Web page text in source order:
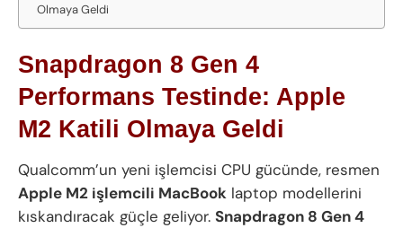
Olmaya Geldi
Snapdragon 8 Gen 4
Performans Testinde: Apple
M2 Katili Olmaya Geldi
Qualcomm’un yeni işlemcisi CPU gücünde, resmen
Apple M2 işlemcili MacBook laptop modellerini
kıskandıracak güçle geliyor. Snapdragon 8 Gen 4